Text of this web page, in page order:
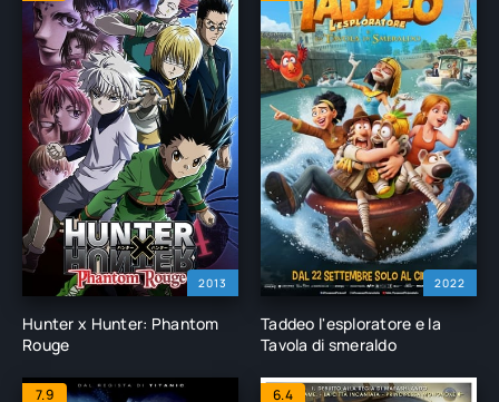
2013
Hunter x Hunter: Phantom
Rouge
2022
Taddeo l'esploratore e la
Tavola di smeraldo
7.9 6.4